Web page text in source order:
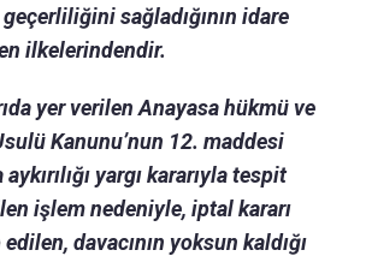
sağladığının idare
ilkelerindendir.
yer verilen Anayasa hükmü ve
Kanunu’nun 12. maddesi
yargı kararıyla tespit
işlem nedeniyle, iptal kararı
davacının yoksun kaldığı